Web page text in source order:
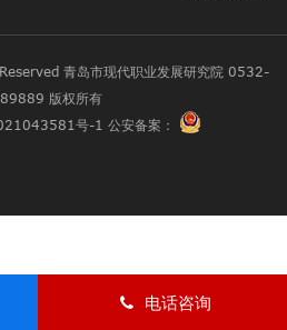
青岛市现代职业发展研究院 0532-
版权所有
号-1 公安备案：
电话咨询